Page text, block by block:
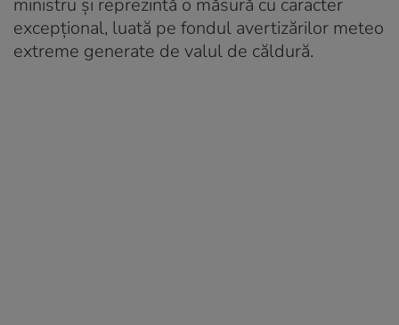
excepțional, luată pe fondul avertizărilor meteo
extreme generate de valul de căldură.